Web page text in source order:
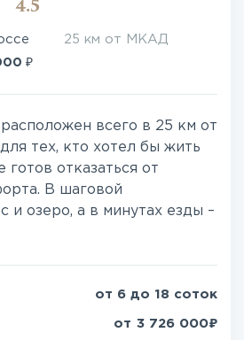
4.5
25 км от МКАД
₽
всего в 25 км от
тех, кто хотел бы жить
готов отказаться от
В шаговой
и озеро, а в минутах езды –
от 6 до 18 соток
от 3 726 000₽